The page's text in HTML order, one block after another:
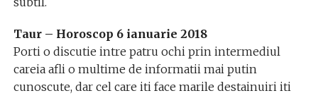
Taur – Horoscop 6 ianuarie 2018
Porti o discutie intre patru ochi prin intermediul
careia afli o multime de informatii mai putin
cunoscute, dar cel care iti face marile destainuiri iti